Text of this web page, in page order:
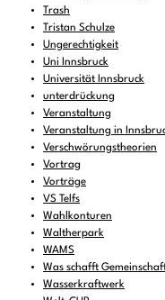
Trash
Tristan Schulze
Ungerechtigkeit
Uni Innsbruck
Universität Innsbruck
unterdrückung
Veranstaltung
Veranstaltung in
Verschwörungstheorien
Vortrag
Vorträge
VS Telfs
Wahlkonturen
Waltherpark
WAMS
Was schafft
Wasserkraftwerk